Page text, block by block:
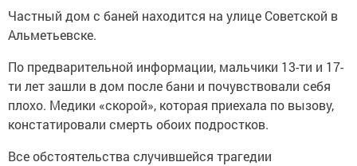
Частный дом с баней находится на улице Советской в
Альметьевске.
По предварительной информации, мальчики 13-ти и 17-
ти лет зашли в дом после бани и почувствовали себя
плохо. Медики «скорой», которая приехала по вызову,
констатировали смерть обоих подростков.
Все обстоятельства случившейся трагедии